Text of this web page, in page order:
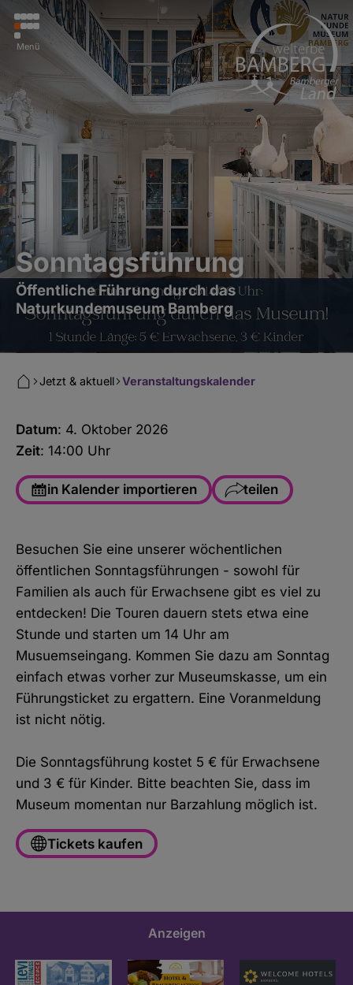
Menü
Sonntagsführung
Öffentliche Führung durch das
Naturkundemuseum Bamberg
Veranstaltungskalender
Jetzt & aktuell
Datum: 4. Oktober 2026
Zeit: 14:00 Uhr
in Kalender importieren teilen
WhatsApp
Link kopieren
Besuchen Sie eine unserer wöchentlichen
öffentlichen Sonntagsführungen - sowohl für
Familien als auch für Erwachsene gibt es viel zu
entdecken! Die Touren dauern stets etwa eine
Stunde und starten um 14 Uhr am
Musuemseingang. Kommen Sie dazu am Sonntag
einfach etwas vorher zur Museumskasse, um ein
Führungsticket zu ergattern. Eine Voranmeldung
ist nicht nötig.
Die Sonntagsführung kostet 5 € für Erwachsene
und 3 € für Kinder. Bitte beachten Sie, dass im
Museum momentan nur Barzahlung möglich ist.
Tickets kaufen
Anzeigen